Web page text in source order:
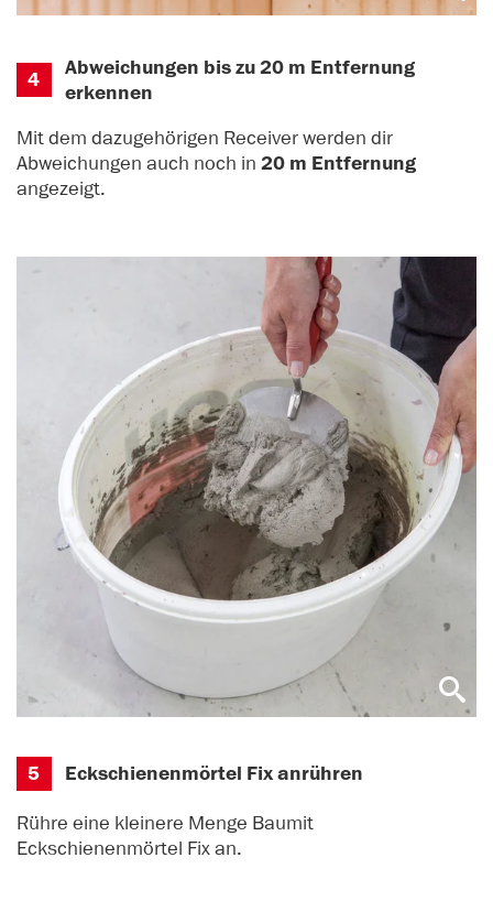
4
Abweichungen bis zu 20 m Entfernung
erkennen
Mit dem dazugehörigen Receiver werden dir
Abweichungen auch noch in 20 m Entfernung
angezeigt.
5 Eckschienenmörtel Fix anrühren
Rühre eine kleinere Menge Baumit
Eckschienenmörtel Fix an.